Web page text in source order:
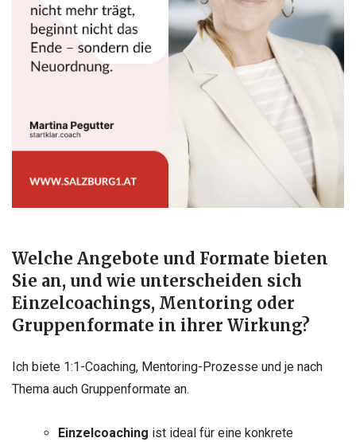
Welche Angebote und Formate bieten
Sie an, und wie unterscheiden sich
Einzelcoachings, Mentoring oder
Gruppenformate in ihrer Wirkung?
Ich biete 1:1-Coaching, Mentoring-Prozesse und je nach
Thema auch Gruppenformate an.
Einzelcoaching ist ideal für eine konkrete